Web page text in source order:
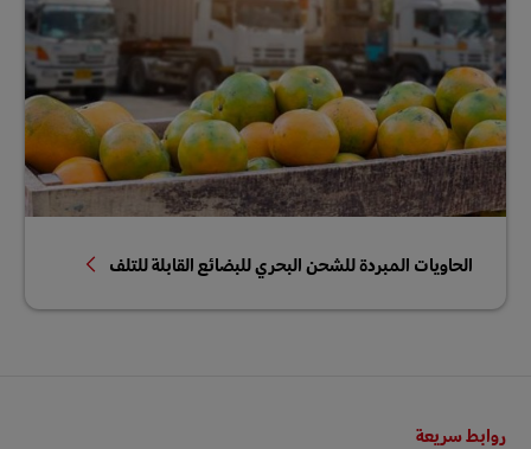
الحاويات المبردة للشحن البحري للبضائع القابلة للتلف
روابط سريعة